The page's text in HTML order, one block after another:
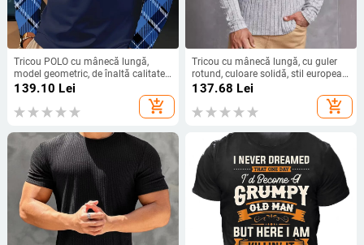
Tricou POLO cu mânecă lungă,
model geometric, de înaltă calitate,
pentru primăvară și vară, cu rever și
nasturi, model popular, MB14
139.10 Lei
add_shopping_cart
Tricou cu mânecă lungă, cu guler
rotund, culoare solidă, stil european
și american transfrontalier 2024
137.68 Lei
add_shopping_cart